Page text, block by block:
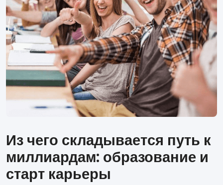
Из чего складывается путь к
миллиардам: образование и
старт карьеры